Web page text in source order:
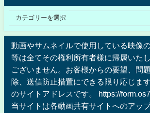
動画やサムネイルで使用している映像
等は全てその権利所有者様に帰属いた
ございません。お客様からの要望、問
除、送信防止措置にできる限り応じま
のサイトアドレスです。 https://
当サイトは各動画共有サイトへのアッ